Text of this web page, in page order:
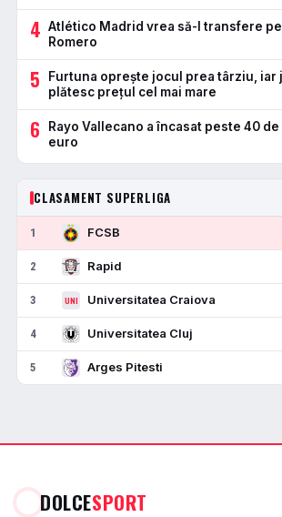
4 Atlético Madrid vrea să-l transfere
Romero
5
Furtuna oprește jocul prea târziu, iar
plătesc prețul cel mai mare
6
Rayo Vallecano a încasat peste 40
euro
CLASAMENT SUPERLIGA
1 FCSB
2 Rapid
3 UNI Universitatea Craiova
4 Universitatea Cluj
5 Arges Pitesti
DOLCESPORT